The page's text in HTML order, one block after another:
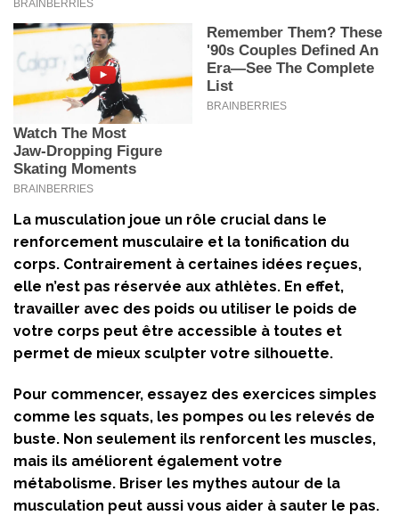
La musculation joue un rôle crucial dans le
renforcement musculaire et la tonification du
corps. Contrairement à certaines idées reçues,
elle n’est pas réservée aux athlètes. En effet,
travailler avec des poids ou utiliser le poids de
votre corps peut être accessible à toutes et
permet de mieux sculpter votre silhouette.
Pour commencer, essayez des exercices simples
comme les squats, les pompes ou les relevés de
buste. Non seulement ils renforcent les muscles,
mais ils améliorent également votre
métabolisme. Briser les mythes autour de la
musculation peut aussi vous aider à sauter le pas.